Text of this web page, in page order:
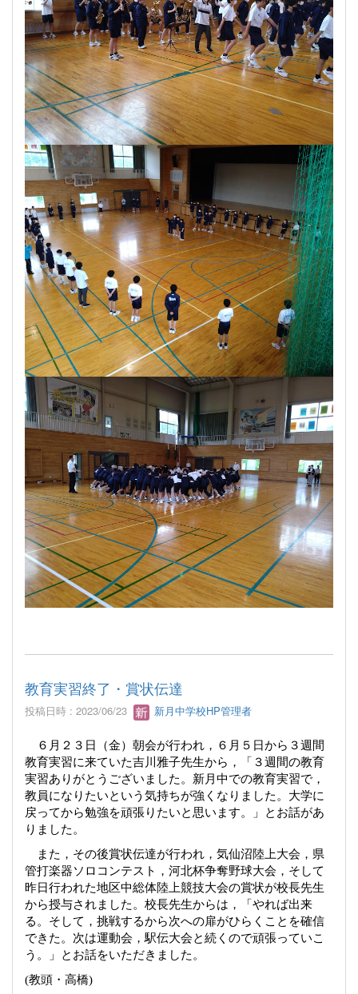
教育実習終了・賞状伝達
投稿日時 : 2023/06/23 新月中学校HP管理者
６月２３日（金）朝会が行われ，６月５日から３週間
教育実習に来ていた吉川雅子先生から，「３週間の教育
実習ありがとうございました。新月中での教育実習で，
教員になりたいという気持ちが強くなりました。大学に
戻ってから勉強を頑張りたいと思います。」とお話があ
りました。
また，その後賞状伝達が行われ，気仙沼陸上大会，県
管打楽器ソロコンテスト，河北杯争奪野球大会，そして
昨日行われた地区中総体陸上競技大会の賞状が校長先生
から授与されました。校長先生からは，「やれば出来
る。そして，挑戦するから次への扉がひらくことを確信
できた。次は運動会，駅伝大会と続くので頑張っていこ
う。」とお話をいただきました。
(教頭・高橋)